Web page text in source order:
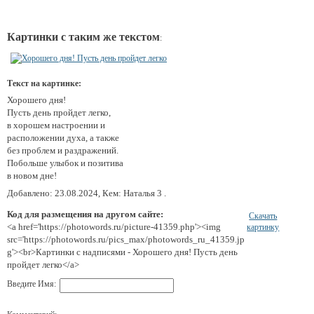
Картинки с таким же текстом:
Текст на картинке:
Хорошего дня!
Пусть день пройдет легко,
в хорошем настроении и
расположении духа, а также
без проблем и раздражений.
Побольше улыбок и позитива
в новом дне!
Добавлено: 23.08.2024, Кем: Наталья 3 .
Код для размещения на другом сайте:
<a href='https://photowords.ru/picture-41359.php'><img
src='https://photowords.ru/pics_max/photowords_ru_41359.jp
g'><br>Картинки с надписями - Хорошего дня! Пусть день
пройдет легко</a>
Скачать
картинку
Введите Имя: